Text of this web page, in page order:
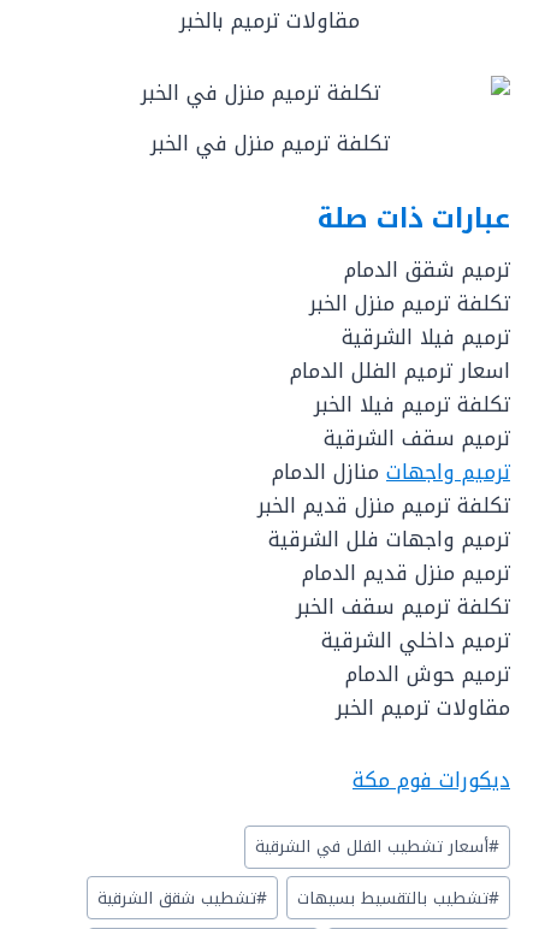
مقاولات ترميم بالخبر
تكلفة ترميم منزل في الخبر
عبارات ذات صلة
ترميم شقق الدمام
تكلفة ترميم منزل الخبر
ترميم فيلا الشرقية
اسعار ترميم الفلل الدمام
تكلفة ترميم فيلا الخبر
ترميم سقف الشرقية
ترميم واجهات منازل الدمام
تكلفة ترميم منزل قديم الخبر
ترميم واجهات فلل الشرقية
ترميم منزل قديم الدمام
تكلفة ترميم سقف الخبر
ترميم داخلي الشرقية
ترميم حوش الدمام
مقاولات ترميم الخبر
ديكورات فوم مكة
وسوم
المقال:
#أسعار تشطيب الفلل في الشرقية
#تشطيب بالتقسيط بسيهات #تشطيب شقق الشرقية